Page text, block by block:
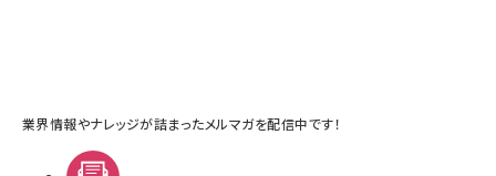
業界情報やナレッジが詰まったメルマガを配信中です！